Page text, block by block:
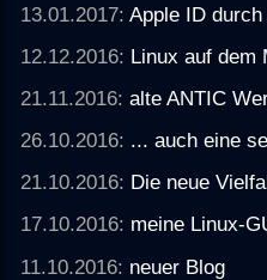
13.01.2017:Apple ID
12.12.2016: Linux auf dem
21.11.2016:alte ANTIC
26.10.2016: ... auch eine
21.10.2016: Die neue
17.10.2016: meine Linux-
11.10.2016: neuer Blog